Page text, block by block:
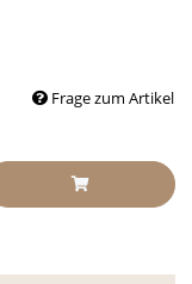
Frage zum Artikel